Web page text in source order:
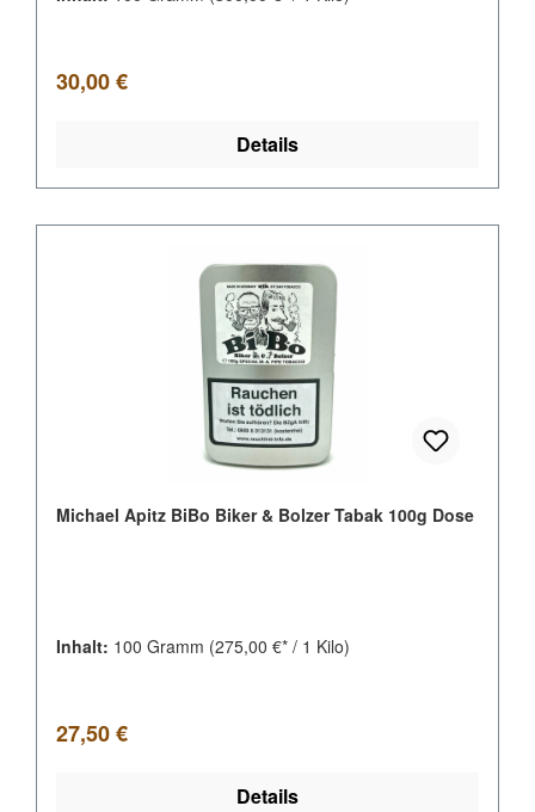
Regulärer Preis:
30,00 €
Details
Michael Apitz BiBo Biker & Bolzer Tabak 100g Dose
Inhalt: 100 Gramm (275,00 €* / 1 Kilo)
Regulärer Preis:
27,50 €
Details